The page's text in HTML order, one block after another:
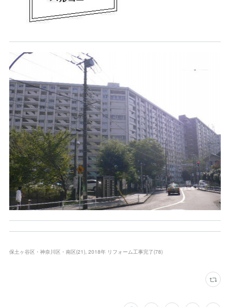
保土ヶ谷区・神奈川区・南区(21) 2018年 リフォーム工事完了(78)